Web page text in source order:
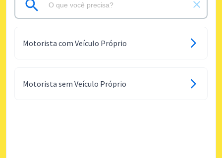
Motorista com Veículo Próprio
Motorista sem Veículo Próprio